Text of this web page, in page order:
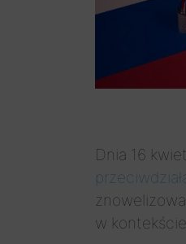
Dnia 16
w